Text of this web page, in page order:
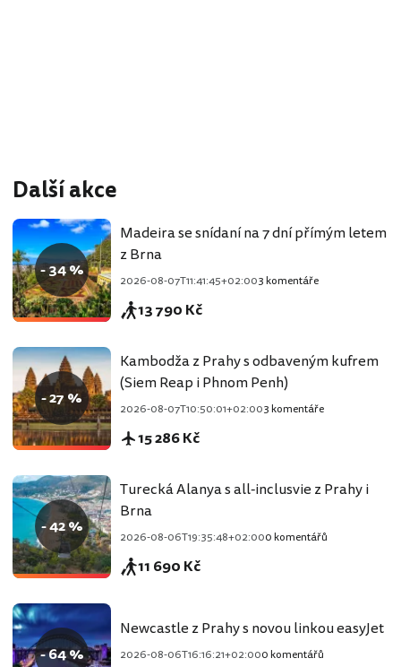
Další akce
- 34 %
Madeira se snídaní na 7 dní přímým letem
z Brna
2026-08-07T11:41:45+02:003 komentáře
13 790 Kč
- 27 %
Kambodža z Prahy s odbaveným kufrem
(Siem Reap i Phnom Penh)
2026-08-07T10:50:01+02:003 komentáře
15 286 Kč
- 42 %
Turecká Alanya s all-inclusvie z Prahy i
Brna
2026-08-06T19:35:48+02:000 komentářů
11 690 Kč
- 64 %
Newcastle z Prahy s novou linkou easyJet
2026-08-06T16:16:21+02:000 komentářů